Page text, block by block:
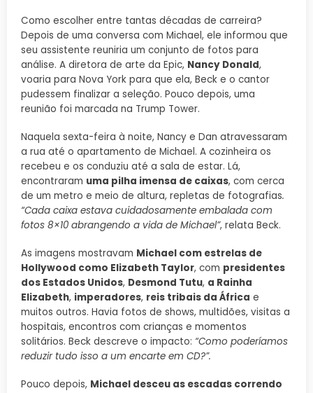
Como escolher entre tantas décadas de carreira?
Depois de uma conversa com Michael, ele informou que
seu assistente reuniria um conjunto de fotos para
análise. A diretora de arte da Epic, Nancy Donald,
voaria para Nova York para que ela, Beck e o cantor
pudessem finalizar a seleção. Pouco depois, uma
reunião foi marcada na Trump Tower.
Naquela sexta-feira à noite, Nancy e Dan atravessaram
a rua até o apartamento de Michael. A cozinheira os
recebeu e os conduziu até a sala de estar. Lá,
encontraram uma pilha imensa de caixas, com cerca
de um metro e meio de altura, repletas de fotografias.
“Cada caixa estava cuidadosamente embalada com
fotos 8×10 abrangendo a vida de Michael”, relata Beck.
As imagens mostravam Michael com estrelas de
Hollywood como Elizabeth Taylor, com presidentes
dos Estados Unidos, Desmond Tutu, a Rainha
Elizabeth, imperadores, reis tribais da África e
muitos outros. Havia fotos de shows, multidões, visitas a
hospitais, encontros com crianças e momentos
solitários. Beck descreve o impacto: “Como poderíamos
reduzir tudo isso a um encarte em CD?”.
Pouco depois, Michael desceu as escadas correndo